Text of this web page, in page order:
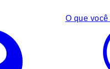
O que